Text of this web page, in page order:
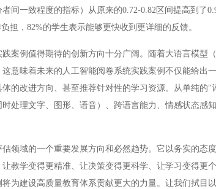
间一致程度的指标）从原来的0.72-0.82区间提高到了
担，82%的学生表示能够更快收到更详细的反馈。
例值得期待的创新方向十分广阔。随着大语言模型
意味着未来的人工智能阅卷系统实践案例不仅能给出
的改进方向、甚至推荐针对性的学习资源。从单纯的
处理文字、图形、语音）、跨语言能力、情感状态感
域的一个重要发展方向和必然趋势。它以务实的态
教学变得更精准、让决策变得更科学、让学习变得更
为建设高质量教育体系贡献更大的力量。让我们拭目以